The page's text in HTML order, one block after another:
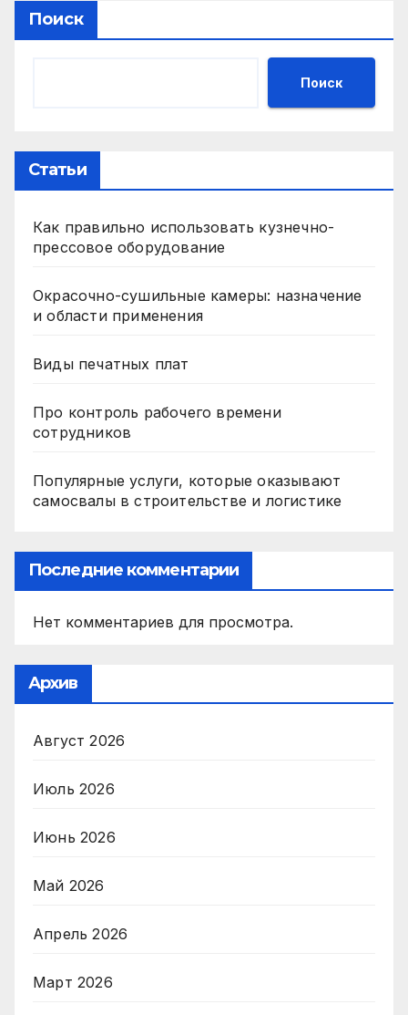
Поиск
Поиск
Статьи
Как правильно использовать кузнечно-
прессовое оборудование
Окрасочно-сушильные камеры: назначение
и области применения
Виды печатных плат
Про контроль рабочего времени
сотрудников
Популярные услуги, которые оказывают
самосвалы в строительстве и логистике
Последние комментарии
Нет комментариев для просмотра.
Архив
Август 2026
Июль 2026
Июнь 2026
Май 2026
Апрель 2026
Март 2026